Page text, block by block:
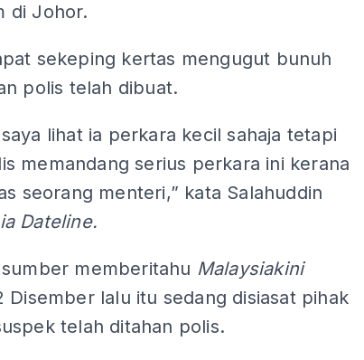
di Johor.
sekeping kertas mengugut bunuh
polis telah dibuat.
lihat ia perkara kecil sahaja tetapi
memandang serius perkara ini kerana
seorang menteri,” kata Salahuddin
Dateline.
memberitahu Malaysiakini
Disember lalu itu sedang disiasat pihak
telah ditahan polis.